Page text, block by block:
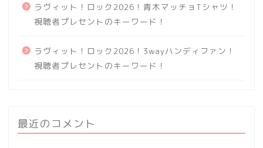
ラヴィット！ロック2026！青木マッチョTシャツ！
視聴者プレセントのキーワード！
ラヴィット！ロック2026！3wayハンディファン！
視聴者プレセントのキーワード！
最近のコメント